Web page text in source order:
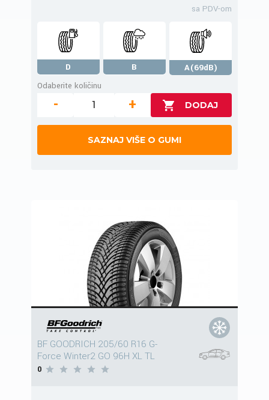
sa PDV-om
D B
A(69dB)
Odaberite količinu
- +
SAZNAJ VIŠE O GUMI
BF GOODRICH 205/60 R16 G-
Force Winter2 GO 96H XL TL
0